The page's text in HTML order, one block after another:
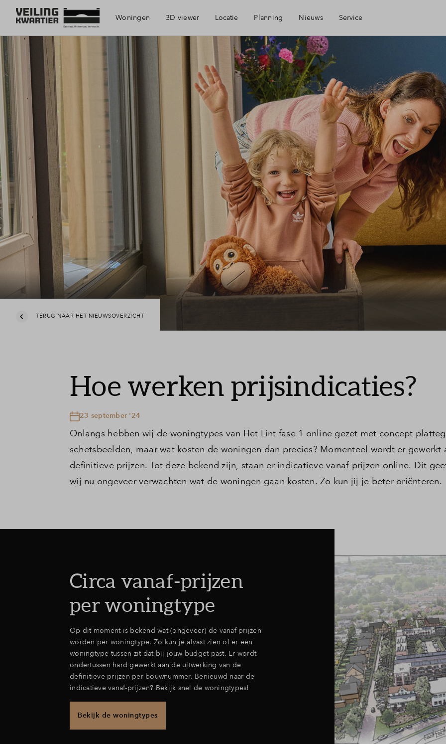
Woningen 3D viewer Locatie
Bereikbaarheid
Voorzieningen
Duurzaamheid
Geschiedenis
Planning Nieuws Service
Mijn Eigen Huis
Financiele check
Financiering
Woning kopen
Veelgestelde vragen
Toewijzing
Contact
TERUG NAAR HET NIEUWSOVERZICHT
Hoe werken prijsindicaties?
23 september '24
Onlangs hebben wij de woningtypes van Het Lint fase 1 online gezet met concept
schetsbeelden, maar wat kosten de woningen dan precies? Momenteel wordt er gewerkt
definitieve prijzen. Tot deze bekend zijn, staan er indicatieve vanaf-prijzen online. Dit
wij nu ongeveer verwachten wat de woningen gaan kosten. Zo kun jij je beter oriënteren.
Circa vanaf-prijzen
per woningtype
Op dit moment is bekend wat (ongeveer) de vanaf prijzen
worden per woningtype. Zo kun je alvast zien of er een
woningtype tussen zit dat bij jouw budget past. Er wordt
ondertussen hard gewerkt aan de uitwerking van de
definitieve prijzen per bouwnummer. Benieuwd naar de
indicatieve vanaf-prijzen? Bekijk snel de woningtypes!
Bekijk de woningtypes